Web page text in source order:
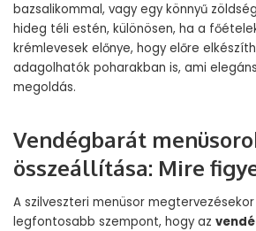
bazsalikommal, vagy egy könnyű
hideg téli estén, különösen, ha a
krémlevesek előnye, hogy előre
adagolhatók poharakban is, ami
megoldás.
Vendégbarát
összeállítása: Mire
A szilveszteri menüsor
legfontosabb szempont, hogy az